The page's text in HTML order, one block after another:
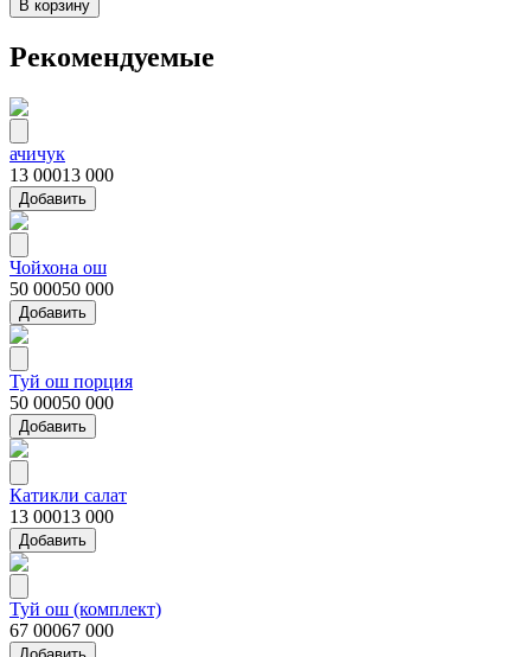
В корзину
Рекомендуемые
ачичук
13 00013 000
Добавить
Чойхона ош
50 00050 000
Добавить
Туй ош порция
50 00050 000
Добавить
Катикли салат
13 00013 000
Добавить
Туй ош (комплект)
67 00067 000